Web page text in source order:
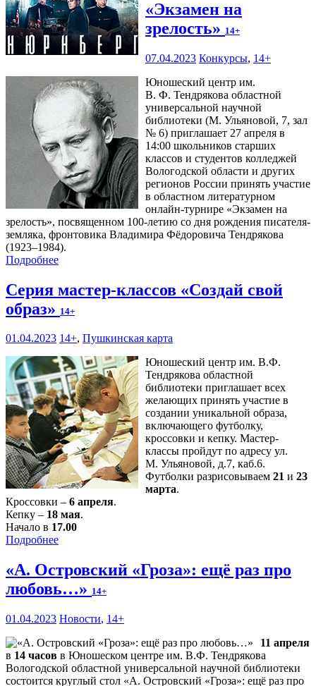
«Экзамен на
зрелость» 14+
07.04.2023 Конкурсы, 14+
Юношеский центр им.
В. Ф. Тендрякова областной
универсальной научной
библиотеки (М. Ульяновой, 7, зал
№ 6) приглашает 27 апреля в
14:00 школьников старших
классов и студентов колледжей
Вологодской области и других
регионов России принять участие
в областном литературном
онлайн-турнире «Экзамен на
зрелость», посвященном 100-летию со дня рождения писателя-
земляка, фронтовика Владимира Фёдоровича Тендрякова
(1923–1984).
Подробнее
Серия мастер-классов «Создай свой
образ» 14+
01.04.2023 14+, Пушкинская карта
Юношеский центр им. В.Ф.
Тендрякова областной
библиотеки приглашает всех
желающих принять участие в
создании уникальной образа,
включающего футболку,
кроссовки и кепку. Мастер-
классы пройдут по адресу ул.
М. Ульяновой, д.7, каб.6.
Футболки разрисовываем 21 и 23
марта.
Кроссовки – 6 апреля.
Кепку – 18 мая.
Начало в 17.00
Подробнее
«А. Островский «Гроза»: ещё раз про
любовь…» 14+
01.04.2023 Новости, 14+
11 апреля
в 14 часов в Юношеском центре им. В.Ф. Тендрякова
Вологодской областной универсальной научной библиотеки
состоится круглый стол «А. Островский «Гроза»: ещё раз про